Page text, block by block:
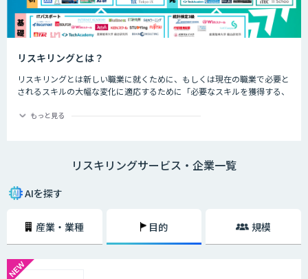
リスキリングとは？
リスキリングとは新しい職業に就くために、もしくは現在の職業で必要と
されるスキルの大幅な変化に適応するために「必要なスキルを獲得する、
ど、仕事の進め方が大幅に変わるであろう職業につくためのスキル習得や
発を示す概念として提唱したことから、注目されるようになりました。
リスキリングが必要な理由は、デジタル技術によって「新しい職業が誕生
する（今の職業が衰退する）」「業務のやり方が大きく変わる」という課
れば、笛吹けど踊らずの状態になってしまうでしょう。
もっと見る
リスキリングサービス・企業一覧
AIを探す
産業・業種 目的 規模